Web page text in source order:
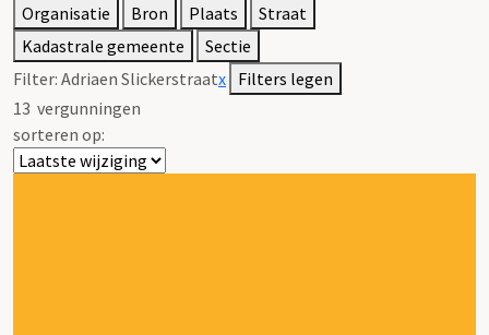
Organisatie
Bron Plaats
Straat
Kadastrale gemeente
Sectie
Filter: Adriaen Slickerstraatx Filters legen
13 vergunningen
sorteren op: